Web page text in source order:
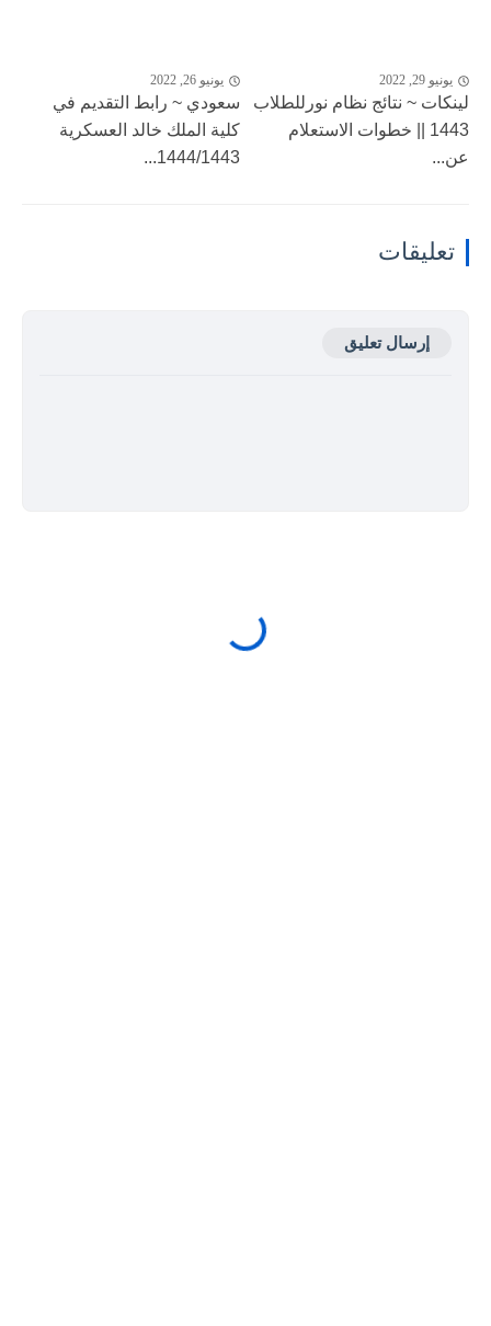
يونيو 29, 2022
لينكات ~ نتائج نظام نورللطلاب
1443 || خطوات الاستعلام
عن...
يونيو 26, 2022
سعودي ~ رابط التقديم في
كلية الملك خالد العسكرية
1444/1443...
تعليقات
إرسال تعليق